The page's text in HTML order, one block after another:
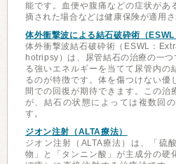
能です。血便や腹痛などの症状があ
摘された場合などは健康保険が適用さ
体外衝撃波による結石破砕術（ESWL
体外衝撃波結石破砕術（ESWL：
hotripsy）は、尿管結石の治療の一
る強いエネルギーを当てて尿管内の
るのが特徴です。体を傷つけない優
間での回復が期待できます。この治
が、結石の状態によっては複数回
す。
ジオン注射（ALTA療法）
ジオン注射（ALTA療法）は、「硫
物」と「タンニン酸」が主成分の硬